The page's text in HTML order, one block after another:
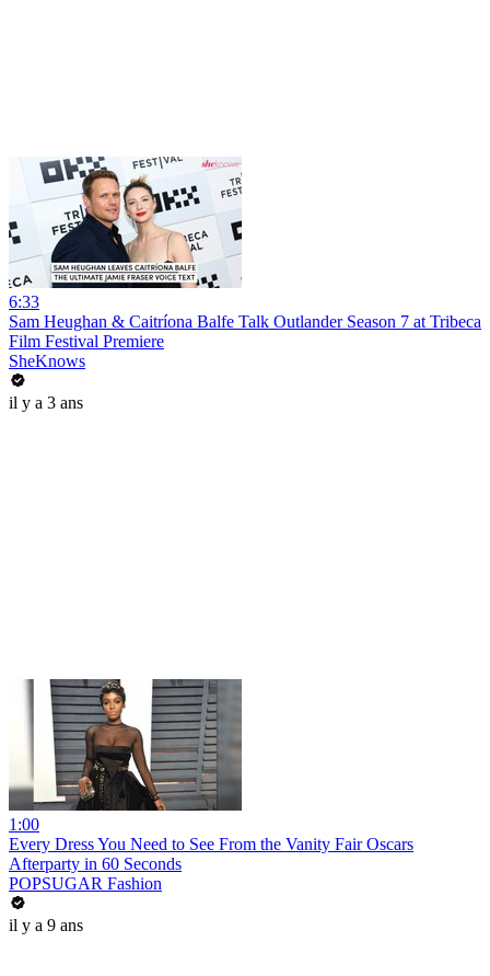
6:33
Sam Heughan & Caitríona Balfe Talk Outlander Season 7 at Tribeca
Film Festival Premiere
SheKnows
il y a 3 ans
1:00
Every Dress You Need to See From the Vanity Fair Oscars
Afterparty in 60 Seconds
POPSUGAR Fashion
il y a 9 ans